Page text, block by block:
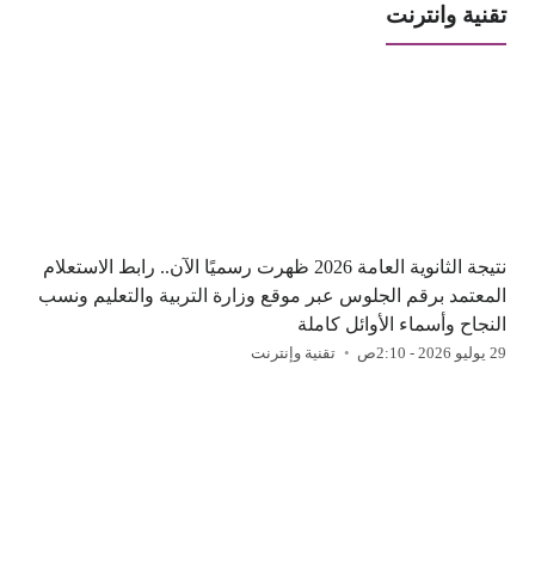
تقنية وانترنت
نتيجة الثانوية العامة 2026 ظهرت رسميًا الآن.. رابط الاستعلام
المعتمد برقم الجلوس عبر موقع وزارة التربية والتعليم ونسب
النجاح وأسماء الأوائل كاملة
29 يوليو 2026 - 2:10ص تقنية وإنترنت